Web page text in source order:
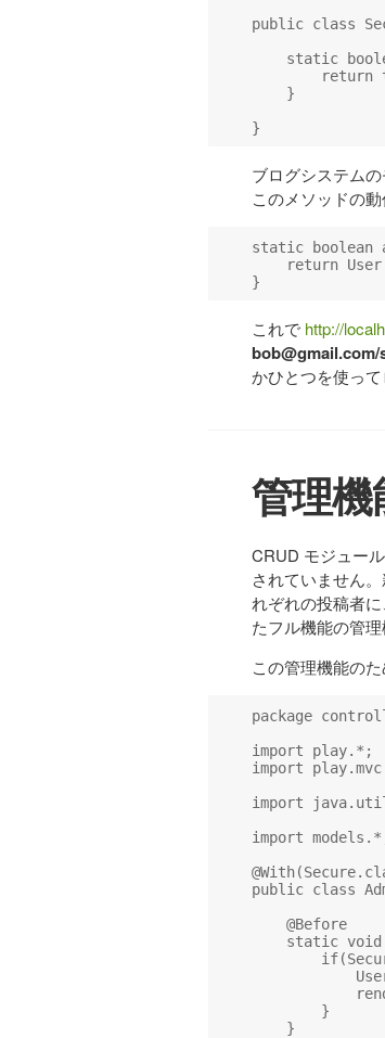
public class
static
return
    }
ブログシステム
このメソッドの
static boolean
return
これで http://
bob@gmail.com/
かひとつを使って
管理
CRUD モジュー
されていません
れぞれの投稿者
たフル機能の管
この管理機能の
package
import play.*;
import
import
import
public class
    @Before
static
        }
    }